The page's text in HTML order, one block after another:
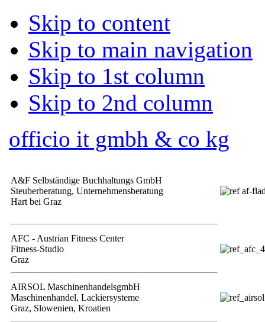
Skip to content
Skip to main navigation
Skip to 1st column
Skip to 2nd column
officio it gmbh & co kg
A&F Selbständige Buchhaltungs GmbH
Steuberberatung, Unternehmensberatung
Hart bei Graz
AFC - Austrian Fitness Center
Fitness-Studio
Graz
AIRSOL MaschinenhandelsgmbH
Maschinenhandel, Lackiersysteme
Graz, Slowenien, Kroatien